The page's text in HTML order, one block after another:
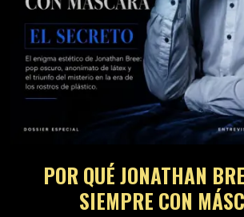
POR QUÉ JONATHAN
SIEMPRE CON